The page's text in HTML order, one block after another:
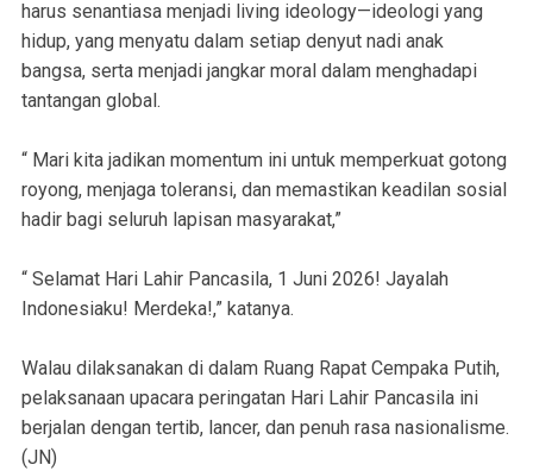
harus senantiasa menjadi living ideology—ideologi yang
hidup, yang menyatu dalam setiap denyut nadi anak
bangsa, serta menjadi jangkar moral dalam menghadapi
tantangan global.
“ Mari kita jadikan momentum ini untuk memperkuat gotong
royong, menjaga toleransi, dan memastikan keadilan sosial
hadir bagi seluruh lapisan masyarakat,”
“ Selamat Hari Lahir Pancasila, 1 Juni 2026! Jayalah
Indonesiaku! Merdeka!,” katanya.
Walau dilaksanakan di dalam Ruang Rapat Cempaka Putih,
pelaksanaan upacara peringatan Hari Lahir Pancasila ini
berjalan dengan tertib, lancer, dan penuh rasa nasionalisme.
(JN)